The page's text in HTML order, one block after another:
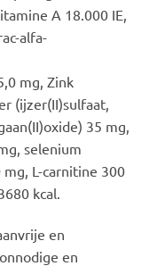
A 18.000 IE,
alfa-
mg, Zink
(ijzer(II)sulfaat,
35 mg,
selenium
L-carnitine 300
kcal.
en
en